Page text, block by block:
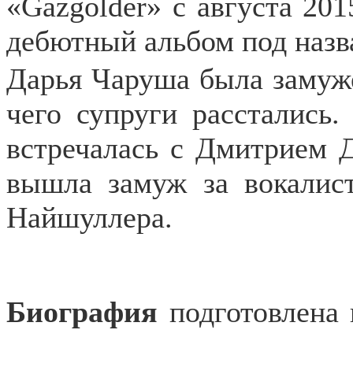
дебютный альбом под
Дарья Чаруша была
чего супруги
встречалась с Дмитрием
вышла замуж за
Найшуллера.
Биография